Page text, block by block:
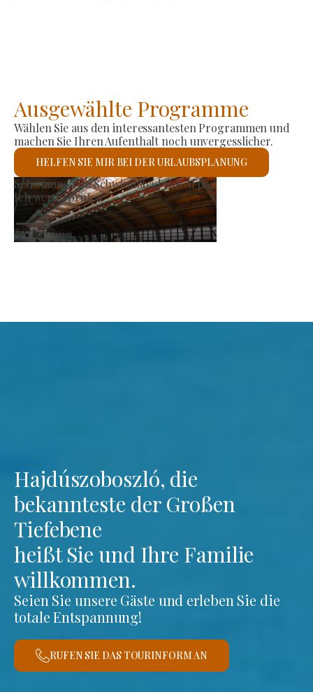
Ausgewählte Programme
Wählen Sie aus den interessantesten Programmen und
machen Sie Ihren Aufenthalt noch unvergesslicher.
HELFEN SIE MIR BEI DER URLAUBSPLANUNG
werde prüfen
Hajdúszoboszló, die
bekannteste der Großen
Tiefebene
heißt Sie und Ihre Familie
willkommen.
Seien Sie unsere Gäste und erleben Sie die
totale Entspannung!
RUFEN SIE DAS TOURINFORM AN